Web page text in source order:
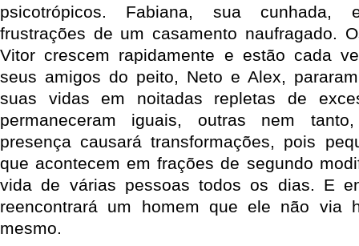
psicotrópicos. Fabiana, sua cunhada,
frustrações de um casamento naufragado.
Vitor crescem rapidamente e estão cada
seus amigos do peito, Neto e Alex,
suas vidas em noitadas repletas de
permaneceram iguais, outras nem
presença causará transformações, pois
que acontecem em frações de segundo
vida de várias pessoas todos os dias. E
reencontrará um homem que ele não via
mesmo.